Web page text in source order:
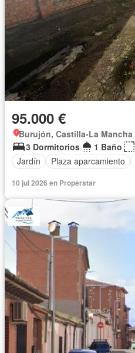
95.000 €
Burujón, Castilla-La Mancha
3 Dormitorios
1 Baño
Jardín
Plaza aparcamiento
10 jul 2026 en Properstar